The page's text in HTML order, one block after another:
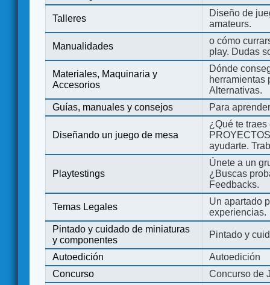
Talleres
Diseño de
amateurs.
Manualidades
o cómo
play. Dudas
Materiales, Maquinaria y
Accesorios
Dónde
herramientas
Alternativas.
Guías, manuales y consejos
Para
Diseñando un juego de mesa
¿Qué te
ayudarte.
Playtestings
Únete a un
¿Buscas
Feedbacks.
Temas Legales
Un apartado
experiencias.
Pintado y cuidado de miniaturas
y componentes
Pintado y
Autoedición
Autoedición
Concurso
Concurso de